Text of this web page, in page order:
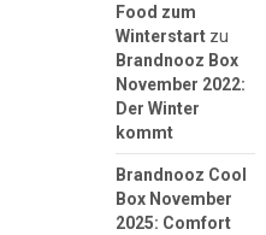
Food zum
Winterstartzu
Brandnooz Box
November 2022:
Der Winter
kommt
Brandnooz Cool
Box November
2025: Comfort